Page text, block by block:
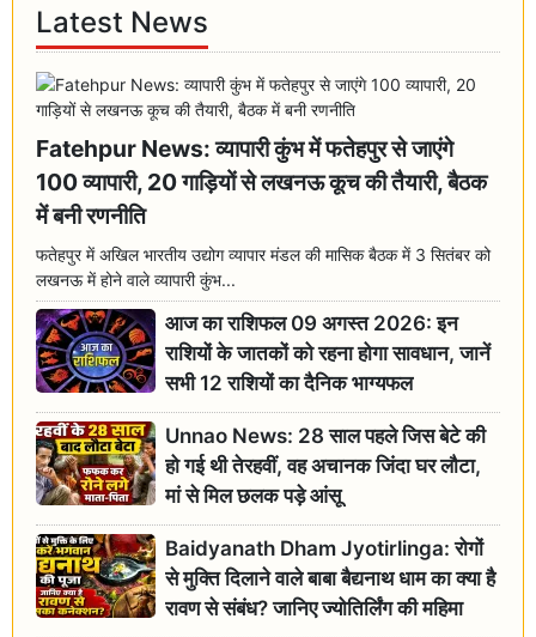
Latest News
Fatehpur News: व्यापारी कुंभ में फतेहपुर से जाएंगे
100 व्यापारी, 20 गाड़ियों से लखनऊ कूच की तैयारी, बैठक
में बनी रणनीति
फतेहपुर में अखिल भारतीय उद्योग व्यापार मंडल की मासिक बैठक में 3 सितंबर को
लखनऊ में होने वाले व्यापारी कुंभ...
आज का राशिफल 09 अगस्त 2026: इन
राशियों के जातकों को रहना होगा सावधान, जानें
सभी 12 राशियों का दैनिक भाग्यफल
Unnao News: 28 साल पहले जिस बेटे की
हो गई थी तेरहवीं, वह अचानक जिंदा घर लौटा,
मां से मिल छलक पड़े आंसू
Baidyanath Dham Jyotirlinga: रोगों
से मुक्ति दिलाने वाले बाबा बैद्यनाथ धाम का क्या है
रावण से संबंध? जानिए ज्योतिर्लिंग की महिमा